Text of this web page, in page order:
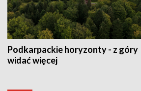
Podkarpackie horyzonty - z góry
widać więcej